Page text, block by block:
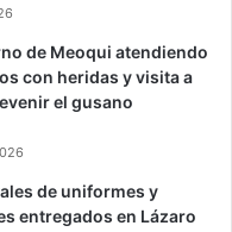
de Meoqui atendiendo
con heridas y visita a
el gusano
de uniformes y
entregados en Lázaro